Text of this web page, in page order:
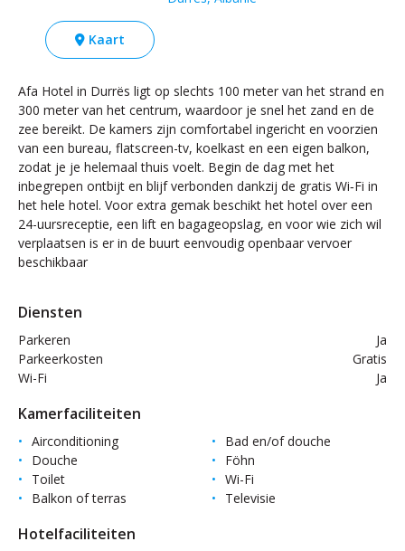
Kaart
Afa Hotel in Durrës ligt op slechts 100 meter van het strand en
300 meter van het centrum, waardoor je snel het zand en de
zee bereikt. De kamers zijn comfortabel ingericht en voorzien
van een bureau, flatscreen-tv, koelkast en een eigen balkon,
zodat je je helemaal thuis voelt. Begin de dag met het
inbegrepen ontbijt en blijf verbonden dankzij de gratis Wi‑Fi in
het hele hotel. Voor extra gemak beschikt het hotel over een
24-uursreceptie, een lift en bagageopslag, en voor wie zich wil
verplaatsen is er in de buurt eenvoudig openbaar vervoer
beschikbaar
Diensten
Parkeren
Ja
Parkeerkosten
Gratis
Wi-Fi
Ja
Kamerfaciliteiten
Airconditioning
Bad en/of douche
Douche
Föhn
Toilet
Wi-Fi
Balkon of terras
Televisie
Hotelfaciliteiten